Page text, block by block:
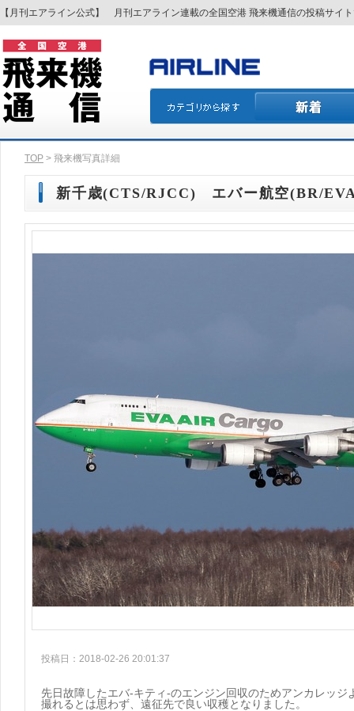
【月刊エアライン公式】 月刊エアライン連載の全国空港 飛来機通信の投稿サイ
TOP > 飛来機写真詳細
新千歳(CTS/RJCC) エバー航空(BR/
投稿日：2018-02-26 20:01:37
先日故障したエバ-キティ-のエンジン回収のためアンカレッ
撮れるとは思わず、遠征先で良い収穫となりました。